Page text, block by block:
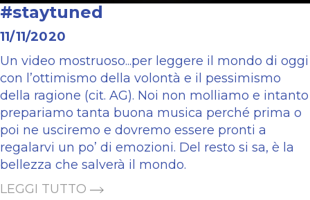
#staytuned
11/11/2020
Un video mostruoso...per leggere il mondo di oggi
con l’ottimismo della volontà e il pessimismo
della ragione (cit. AG). Noi non molliamo e intanto
prepariamo tanta buona musica perché prima o
poi ne usciremo e dovremo essere pronti a
regalarvi un po’ di emozioni. Del resto si sa, è la
bellezza che salverà il mondo.
LEGGI TUTTO